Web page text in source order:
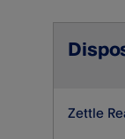
Zettle